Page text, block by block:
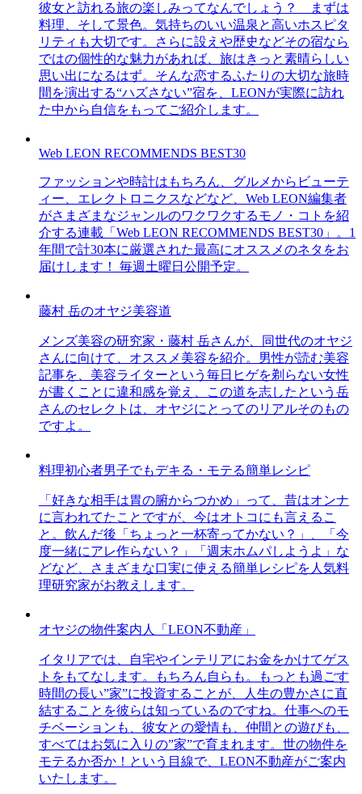
彼女と訪れる旅の楽しみってなんでしょう？ まずは
料理、そして景色。気持ちのいい温泉と高いホスピタ
リティも大切です。さらに設えや歴史などその宿なら
ではの個性的な魅力があれば、旅はきっと素晴らしい
思い出になるはず。そんな恋するふたりの大切な旅時
間を演出する“ハズさない”宿を、LEONが実際に訪れ
た中から自信をもってご紹介します。
Web LEON RECOMMENDS BEST30
ファッションや時計はもちろん、グルメからビューテ
ィー、エレクトロニクスなどなど、Web LEON編集者
がさまざまなジャンルのワクワクするモノ・コトを紹
介する連載「Web LEON RECOMMENDS BEST30」。1
年間で計30本に厳選された最高にオススメのネタをお
届けします！ 毎週土曜日公開予定。
藤村 岳のオヤジ美容道
メンズ美容の研究家・藤村 岳さんが、同世代のオヤジ
さんに向けて、オススメ美容を紹介。男性が読む美容
記事を、美容ライターという毎日ヒゲを剃らない女性
が書くことに違和感を覚え、この道を志したという岳
さんのセレクトは、オヤジにとってのリアルそのもの
ですよ。
料理初心者男子でもデキる・モテる簡単レシピ
「好きな相手は胃の腑からつかめ」って、昔はオンナ
に言われてたことですが、今はオトコにも言えるこ
と。飲んだ後「ちょっと一杯寄ってかない？」、「今
度一緒にアレ作らない？」「週末ホムパしようよ」な
どなど、さまざまな口実に使える簡単レシピを人気料
理研究家がお教えします。
オヤジの物件案内人「LEON不動産」
イタリアでは、自宅やインテリアにお金をかけてゲス
トをもてなします。もちろん自らも。もっとも過ごす
時間の長い”家”に投資することが、人生の豊かさに直
結することを彼らは知っているのですね。仕事へのモ
チベーションも、彼女との愛情も、仲間との遊びも、
すべてはお気に入りの”家”で育まれます。世の物件を
モテるか否か！という目線で、LEON不動産がご案内
いたします。